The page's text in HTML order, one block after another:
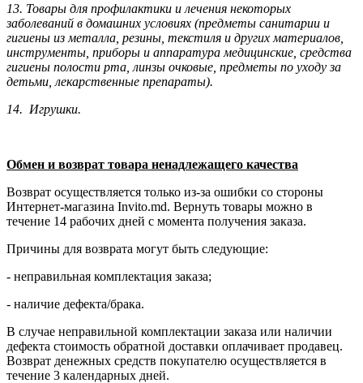
13. Товары для профилактики и лечения некоторых
заболеваний в домашних условиях (предметы санитарии и
гигиены из металла, резины, текстиля и других материалов,
инструменты, приборы и аппаратура медицинские, средства
гигиены полости рта, линзы очковые, предметы по уходу за
детьми, лекарственные препараты).
14. Игрушки.
Обмен и возврат товара ненадлежащего качества
Возврат осуществляется только из-за ошибки со стороны
Интернет-магазина Invito.md. Вернуть товары можно в
течение 14 рабочих дней с момента получения заказа.
Причины для возврата могут быть следующие:
- неправильная комплектация заказа;
- наличие дефекта/брака.
В случае неправильной комплектации заказа или наличии
дефекта стоимость обратной доставки оплачивает продавец.
Возврат денежных средств покупателю осуществляется в
течение 3 календарных дней.